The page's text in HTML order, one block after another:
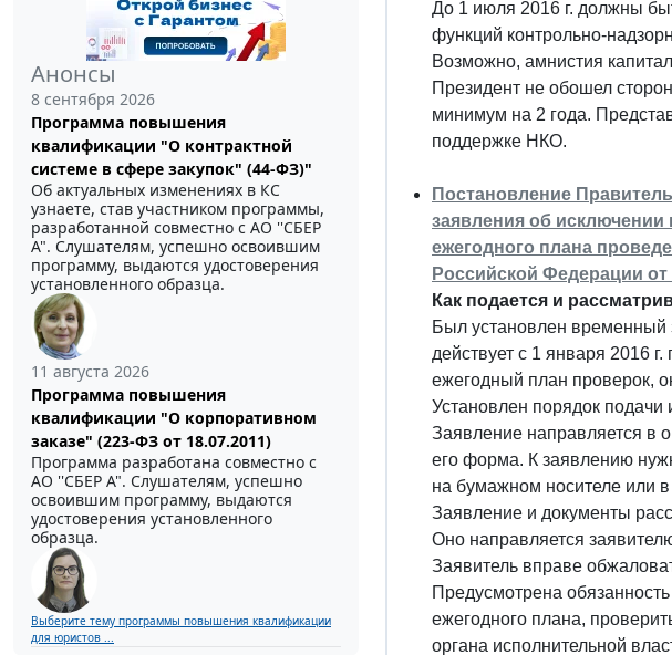
Анонсы
8 сентября 2026
Программа повышения
квалификации "О контрактной
системе в сфере закупок" (44-ФЗ)"
Об актуальных изменениях в КС
узнаете, став участником программы,
разработанной совместно с АО ''СБЕР
А". Слушателям, успешно освоившим
программу, выдаются удостоверения
установленного образца.
11 августа 2026
Программа повышения
квалификации "О корпоративном
заказе" (223-ФЗ от 18.07.2011)
Программа разработана совместно с
АО ''СБЕР А". Слушателям, успешно
освоившим программу, выдаются
удостоверения установленного
образца.
Выберите тему программы повышения квалификации
для юристов ...
До 1 июля 2016 г. должны
функций контрольно-
Возможно, амнистия
Президент не обошел
минимум на 2 года.
поддержке НКО.
Постановление
заявления об
ежегодного плана
Российской Федерации от
Как подается и
Был установлен временный
действует с 1 января 2016
ежегодный план проверок,
Установлен порядок подачи
Заявление направляется в
его форма. К заявлению
на бумажном носителе или
Заявление и документы
Оно направляется
Заявитель вправе
Предусмотрена
ежегодного плана,
органа исполнительной